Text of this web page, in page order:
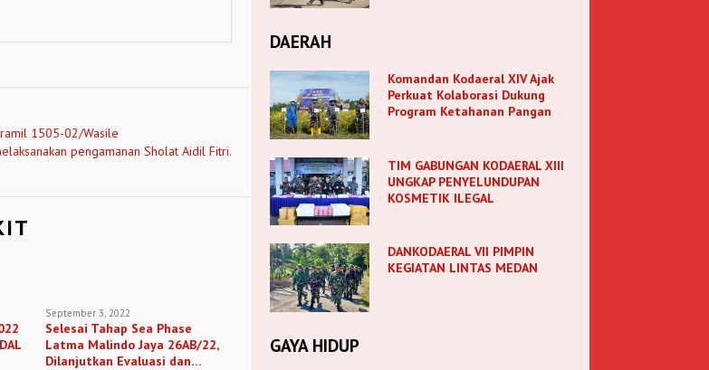
1505-02/Wasile
pengamanan Sholat Aidil Fitri.
September 3, 2022
Selesai Tahap Sea Phase
Latma Malindo Jaya 26AB/22,
Dilanjutkan Evaluasi dan
DAERAH
Komandan Kodaeral XIV Ajak
Perkuat Kolaborasi Dukung
Program Ketahanan Pangan
TIM GABUNGAN KODAERAL XIII
UNGKAP PENYELUNDUPAN
KOSMETIK ILEGAL
DANKODAERAL VII PIMPIN
KEGIATAN LINTAS MEDAN
GAYA HIDUP